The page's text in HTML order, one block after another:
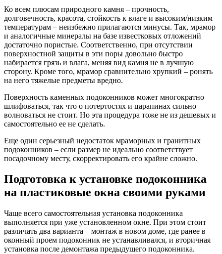
Ко всем плюсам природного камня – прочность,
долговечность, красота, стойкость к влаге и высоким/низким
температурам – неизбежно прилагаются минусы. Так, мрамор
и аналогичные минералы на базе известковых отложений
достаточно пористые. Соответственно, при отсутствии
поверхностной защиты в эти поры довольно быстро
набирается грязь и влага, меняя вид камня не в лучшую
сторону. Кроме того, мрамор сравнительно хрупкий – ронять
на него тяжелые предметы вредно.
Поверхность каменных подоконников может многократно
шлифоваться, так что о потертостях и царапинах сильно
волноваться не стоит. Но эта процедура тоже не из дешевых и
самостоятельно ее не сделать.
Еще один серьезный недостаток мраморных и гранитных
подоконников – если размер не идеально соответствует
посадочному месту, скорректировать его крайне сложно.
Подготовка к установке подоконника
на пластиковые окна своими руками
Чаще всего самостоятельная установка подоконника
выполняется при уже установленном окне. При этом стоит
различать два варианта – монтаж в новом доме, где ранее в
оконный проем подоконник не устанавливался, и вторичная
установка после демонтажа предыдущего подоконника.